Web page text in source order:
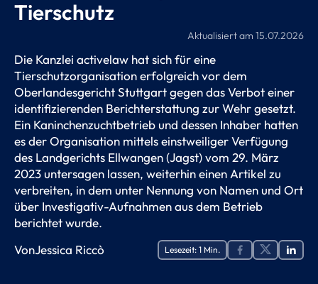
Tierschutz
Aktualisiert am15.07.2026
Die Kanzlei activelaw hat sich für eine
Tierschutzorganisation erfolgreich vor dem
Oberlandesgericht Stuttgart gegen das Verbot einer
identifizierenden Berichterstattung zur Wehr gesetzt.
Ein Kaninchenzuchtbetrieb und dessen Inhaber hatten
es der Organisation mittels einstweiliger Verfügung
des Landgerichts Ellwangen (Jagst) vom 29. März
2023 untersagen lassen, weiterhin einen Artikel zu
verbreiten, in dem unter Nennung von Namen und Ort
über Investigativ-Aufnahmen aus dem Betrieb
berichtet wurde.
VonJessica Riccò Lesezeit:1 Min.